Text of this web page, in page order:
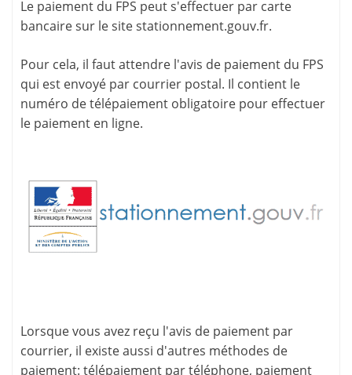
Le paiement du FPS peut s'effectuer par carte
bancaire sur le sitestationnement.gouv.fr.
Pour cela, il faut attendre l'avis de paiement du FPS
qui est envoyé par courrier postal. Il contient le
numéro de télépaiement obligatoire pour effectuer
le paiement en ligne.
Lorsque vous avez reçu l'avis de paiement par
courrier, il existe aussi d'autres méthodes de
paiement: télépaiement par téléphone, paiement